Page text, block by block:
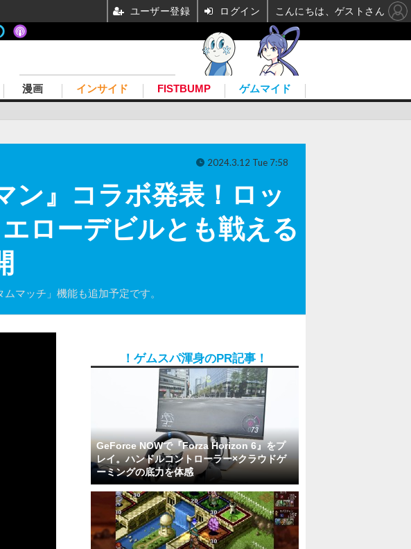
漫画 インサイド FISTBUMP ゲムマイド
ン』コラボ発表！ロッ
ローデビルとも戦える
マッチ」機能も追加予定です。
2024.3.12 Tue 7:58
！ゲムスパ渾身のPR記事！
GeForce NOWで『Forza Horizon 6』をプ
レイ。ハンドルコントローラー×クラウドゲ
ーミングの底力を体感
ユーザー登録 ログイン こんにちは、ゲストさん